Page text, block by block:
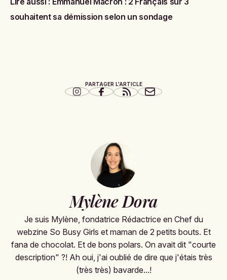
souhaitent sa démission selon un sondage
PARTAGER L'ARTICLE
Mylène Dora
Je suis Mylène, fondatrice Rédactrice en Chef du
webzine So Busy Girls et maman de 2 petits bouts. Et
fana de chocolat. Et de bons polars. On avait dit "courte
description" ?! Ah oui, j'ai oublié de dire que j'étais très
(très très) bavarde...!